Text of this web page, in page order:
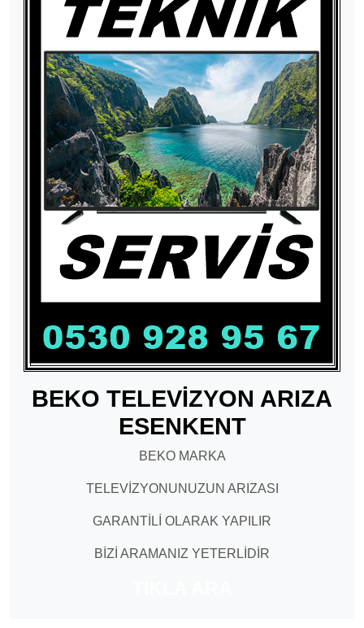
BEKO TELEVİZYON ARIZA
ESENKENT
BEKO MARKA
TELEVİZYONUNUZUN ARIZASI
GARANTİLİ OLARAK YAPILIR
BİZİ ARAMANIZ YETERLİDİR